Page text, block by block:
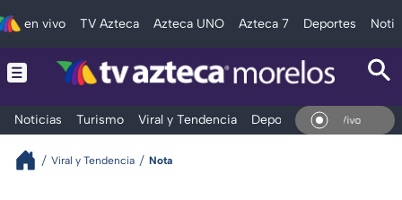
en vivo TV Azteca Azteca UNO Azteca 7 Deportes
Noticias Turismo Viral y Tendencia Deportes Espectáculos
En Vivo
Viral y Tendencia Nota